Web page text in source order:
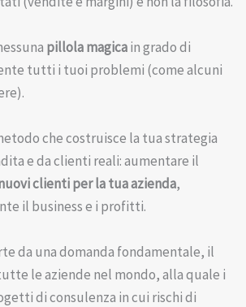
pillola magicain grado di
tutti i tuoi problemi (come alcuni
che costruisce la tua strategia
e da clienti reali: aumentare il
clienti per la tua azienda,
il business e i profitti.
da una domanda fondamentale, il
le aziende nel mondo, alla quale i
di consulenza in cui rischi di